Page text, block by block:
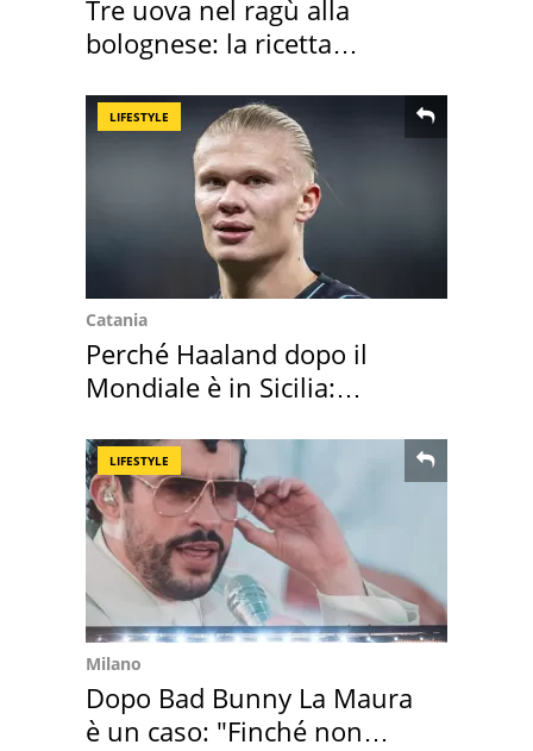
Tre uova nel ragù alla
bolognese: la ricetta
LIFESTYLE
Catania
Perché Haaland dopo il
Mondiale è in Sicilia:
LIFESTYLE
Milano
Dopo Bad Bunny La Maura
è un caso: "Finché non